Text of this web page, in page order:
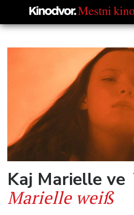
Kaj Marielle ve
Marielle weiß